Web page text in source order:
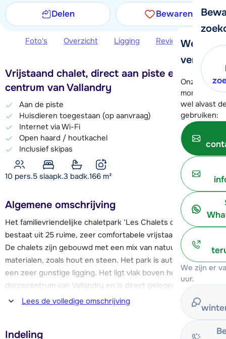
We
verder!
Onze
moment
wel alvast
gebruiken:
We zijn er
uur.
Delen Bewaren
Foto's Overzicht Ligging Reviews
Vrijstaand chalet, direct aan piste en vlakbij
centrum van Vallandry
Aan de piste
Huisdieren toegestaan (op aanvraag)
Internet via Wi-Fi
Open haard / houtkachel
Inclusief skipas
10 pers.5 slaapk.3 badk.166 m²
Algemene omschrijving
Het familievriendelijke chaletpark ‘Les Chalets de Bellecôte’
bestaat uit 25 ruime, zeer comfortabele vrijstaande chalets.
De chalets zijn gebouwd met een mix van natuurlijke
materialen, zoals hout en steen. Het park is autovrij en heeft
een zeer gunstige ligging. Het ligt vlak boven het
dorpscentrum van Vallandry en is direct gelegen aan de
blauwe piste van het en enorme Les Arcs skigebied (200
kilometer piste). Zo kun je ’s ochtends vroeg zo snel
mogelijk op pad om het veelzijdige skigebied te verkennen!
Lees de volledige omschrijving
Indeling